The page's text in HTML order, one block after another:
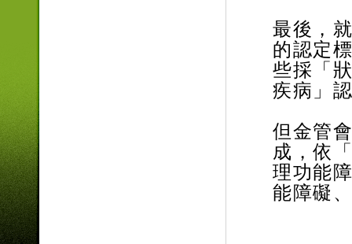
最後，
的認定
些採「
疾病」
但金管
成，依
理功能
能障礙